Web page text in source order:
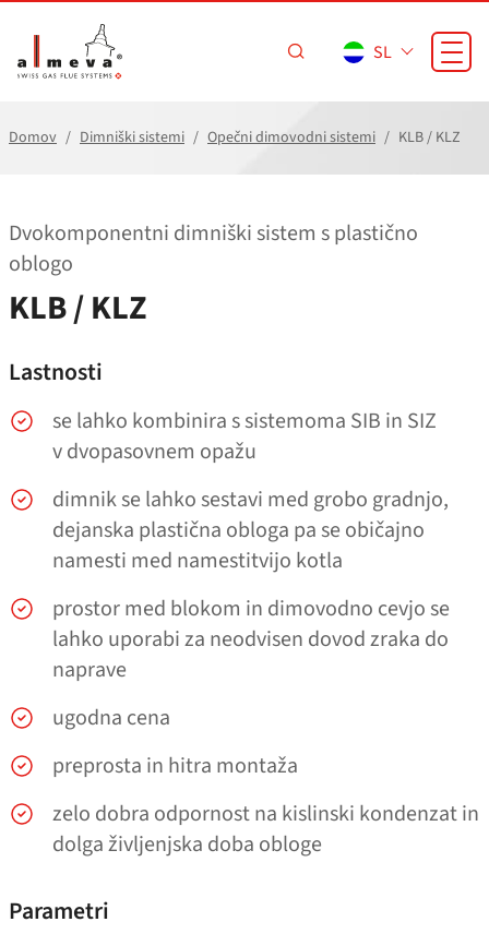
SL
Domov Dimniški sistemi Opečni dimovodni sistemi KLB / KLZ
Dvokomponentni dimniški sistem s plastično
oblogo
KLB / KLZ
Lastnosti
se lahko kombinira s sistemoma SIB in SIZ
v dvopasovnem opažu
dimnik se lahko sestavi med grobo gradnjo,
dejanska plastična obloga pa se običajno
namesti med namestitvijo kotla
prostor med blokom in dimovodno cevjo se
lahko uporabi za neodvisen dovod zraka do
naprave
ugodna cena
preprosta in hitra montaža
zelo dobra odpornost na kislinski kondenzat in
dolga življenjska doba obloge
Parametri